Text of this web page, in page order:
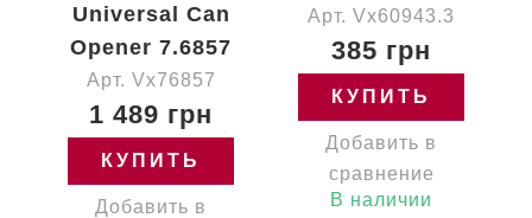
Universal Can
Opener 7.6857
Арт. Vx76857
1 489 грн
КУПИТЬ
Добавить в
Арт. Vx60943.3
385 грн
КУПИТЬ
Добавить в
сравнение
В наличии